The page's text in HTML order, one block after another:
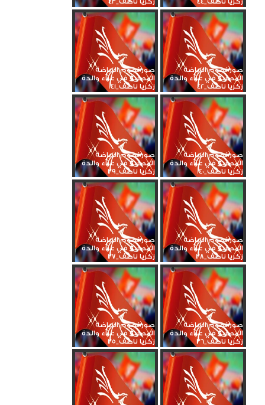
صور نجوم الرياضة
المصرية في عزاء والدة
زكريا ناصف_42
صور نجوم الرياضة
المصرية في عزاء والدة
زكريا ناصف_41
صور نجوم الرياضة
المصرية في عزاء والدة
زكريا ناصف_40
صور نجوم الرياضة
المصرية في عزاء والدة
زكريا ناصف_39
صور نجوم الرياضة
المصرية في عزاء والدة
زكريا ناصف_38
صور نجوم الرياضة
المصرية في عزاء والدة
زكريا ناصف_37
صور نجوم الرياضة
المصرية في عزاء والدة
زكريا ناصف_36
صور نجوم الرياضة
المصرية في عزاء والدة
زكريا ناصف_35